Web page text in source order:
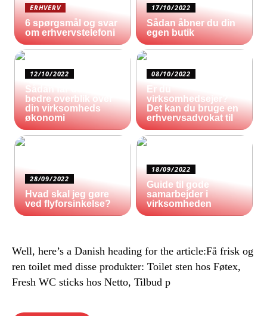
ERHVERV
6 spørgsmål og svar
om erhvervstelefoni
17/10/2022
Sådan åbner du din
egen butik
12/10/2022
Sådan får du et
bedre overblik over
din virksomheds
økonomi
08/10/2022
Er du
virksomhedsejer?
Det kan du bruge en
erhvervsadvokat til
28/09/2022
Hvad skal jeg gøre
ved flyforsinkelse?
18/09/2022
Guide til gode
samarbejder i
virksomheden
Well, here’s a Danish heading for the article:Få frisk og
ren toilet med disse produkter: Toilet sten hos Føtex,
Fresh WC sticks hos Netto, Tilbud p